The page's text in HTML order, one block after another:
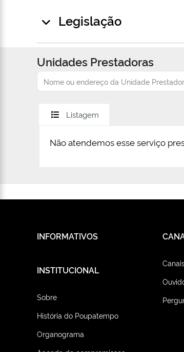
Legislação
Unidades Prestadoras
Listagem
Não atendemos esse serviço
INFORMATIVOS
INSTITUCIONAL
Sobre
História do Poupatempo
Organograma